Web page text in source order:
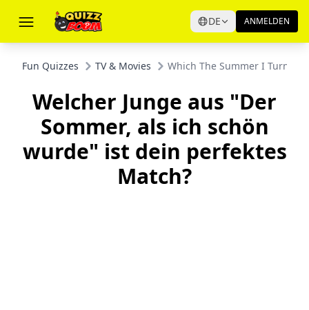
DE ANMELDEN
Fun Quizzes TV & Movies Which The Summer I Turned
Welcher Junge aus "Der
Sommer, als ich schön
wurde" ist dein perfektes
Match?